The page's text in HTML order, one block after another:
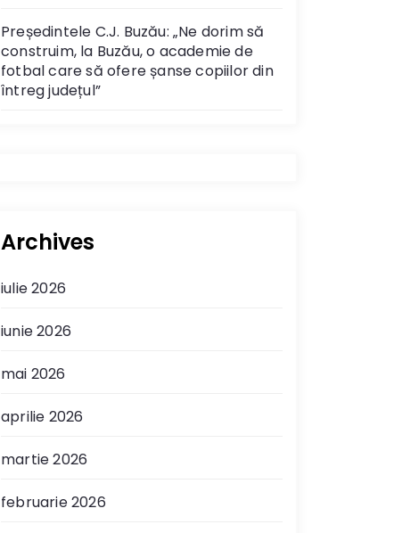
Președintele C.J. Buzău: „Ne dorim să
construim, la Buzău, o academie de
fotbal care să ofere șanse copiilor din
întreg județul”
Archives
iulie 2026
iunie 2026
mai 2026
aprilie 2026
martie 2026
februarie 2026